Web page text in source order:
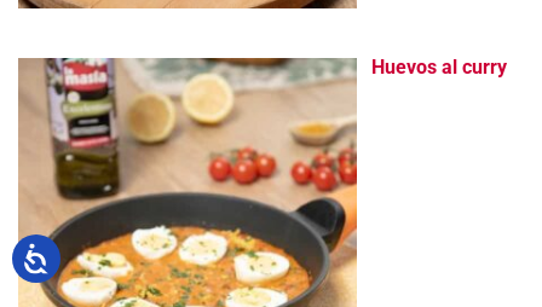
Huevos al curry